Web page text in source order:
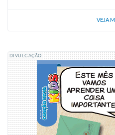
VEJA
DIVULGAÇÃO